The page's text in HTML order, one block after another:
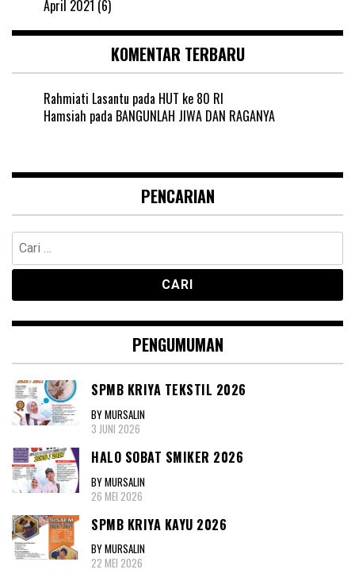
April 2021 (6)
KOMENTAR TERBARU
Rahmiati Lasantu pada HUT ke 80 RI
Hamsiah pada BANGUNLAH JIWA DAN RAGANYA
PENCARIAN
Cari
untuk:
PENGUMUMAN
SPMB KRIYA TEKSTIL 2026
BY MURSALIN
3 JUNI 2026
HALO SOBAT SMIKER 2026
BY MURSALIN
26 MEI 2026
SPMB KRIYA KAYU 2026
BY MURSALIN
22 MEI 2026